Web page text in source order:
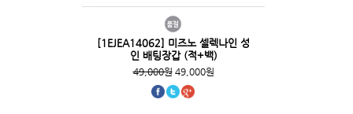
[1EJEA14062] 미즈노 셀렉나인 성
인 배팅장갑 (적+백)
49,000원49,000원